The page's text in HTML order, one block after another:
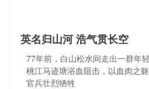
英名归山河 浩气贯长空
77年前，白山松水间走出一群年
桃江马迹塘浴血阻击，以血肉之
官兵壮烈牺牲